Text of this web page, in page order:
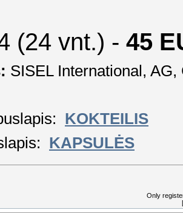
(24 vnt.) - 45
SISEL International,
KOKTEILIS
KAPSULĖS
Only